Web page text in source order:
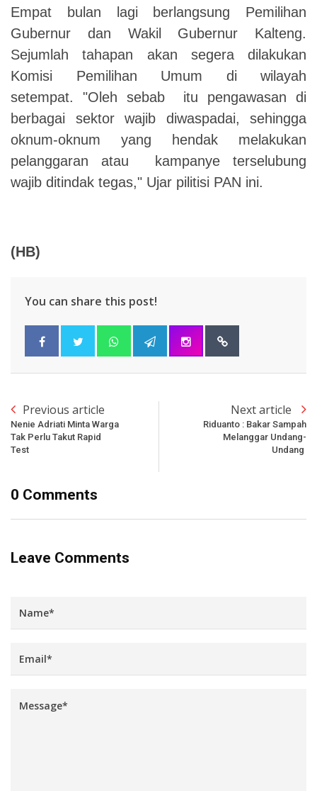
Empat bulan lagi berlangsung Pemilihan
Gubernur dan Wakil Gubernur Kalteng.
Sejumlah tahapan akan segera dilakukan
Komisi Pemilihan Umum di wilayah
setempat. "Oleh sebab itu pengawasan di
berbagai sektor wajib diwaspadai, sehingga
oknum-oknum yang hendak melakukan
pelanggaran atau kampanye terselubung
wajib ditindak tegas," Ujar pilitisi PAN ini.
(HB)
You can share this post!
Previous article
Nenie Adriati Minta Warga
Tak Perlu Takut Rapid
Test
Next article
Riduanto : Bakar Sampah
Melanggar Undang-
Undang
0 Comments
Leave Comments